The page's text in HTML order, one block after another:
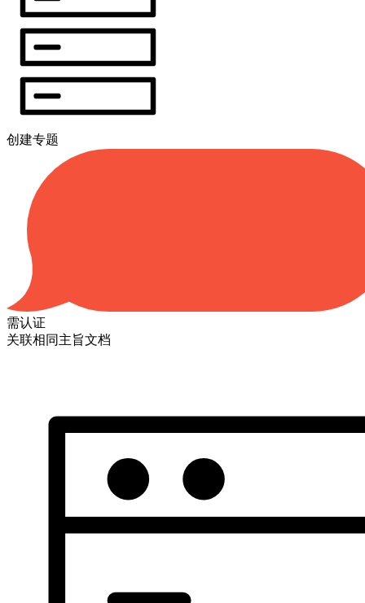
创建专题
需认证
关联相同主旨文档